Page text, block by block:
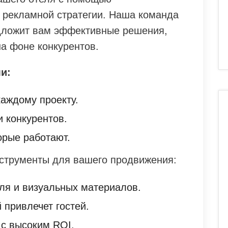
стратегии. Наша команда
вам эффективные решения,
фоне конкурентов.
проекту.
работают.
для вашего продвижения:
и визуальных материалов.
гостей.
высоким ROI.